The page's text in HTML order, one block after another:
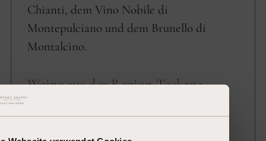
Chianti, dem Vino Nobile di
Montepulciano und dem Brunello di
Montalcino.
Weine aus der Region Toskana
Tignanello